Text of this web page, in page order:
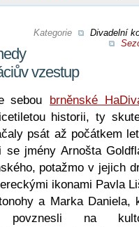
Kategorie Divadelní
vzestup
sebou brněnské
historii, ty
psát až počátkem
se jmény Arnošta
potažmo v jejich
ikonami Pavla
a Marka Daniela,
povznesli na